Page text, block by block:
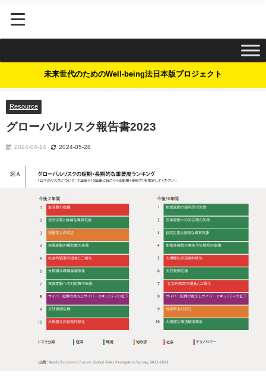
未来世代のためのWell-being法日本版プロジェクト
Resource
グローバルリスク報告書2023
2024-04-14 2024-05-28